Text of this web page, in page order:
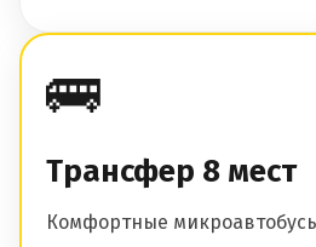
🚌
Трансфер 8 мест
Комфортные